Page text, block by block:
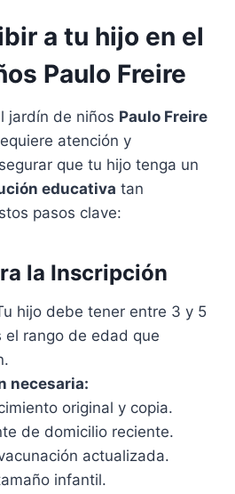
a tu hijo en el
Paulo Freire
jardín de niños Paulo Freire
atención y
que tu hijo tenga un
educativa tan
pasos clave:
la Inscripción
hijo debe tener entre 3 y 5
el rango de edad que
necesaria:
original y copia.
de domicilio reciente.
actualizada.
infantil.